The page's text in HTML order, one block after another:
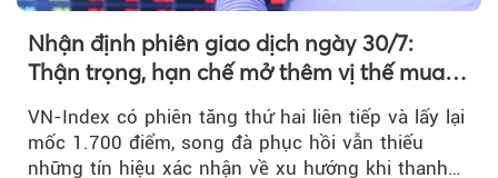
Nhận định phiên giao dịch ngày 30/7:
Thận trọng, hạn chế mở thêm vị thế mua
VN-Index có phiên tăng thứ hai liên tiếp và lấy lại
mốc 1.700 điểm, song đà phục hồi vẫn thiếu
những tín hiệu xác nhận về xu hướng khi thanh